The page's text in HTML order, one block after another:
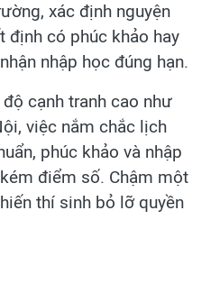
xác định nguyện
định có phúc khảo hay
nhập học đúng hạn.
cạnh tranh cao như
việc nắm chắc lịch
phúc khảo và nhập
điểm số. Chậm một
thí sinh bỏ lỡ quyền